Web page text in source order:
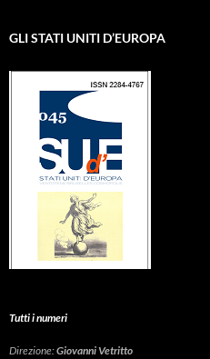
GLI STATI UNITI D’EUROPA
Tutti i numeri
Direzione:Giovanni Vetritto